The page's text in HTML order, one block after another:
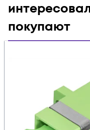
покупают